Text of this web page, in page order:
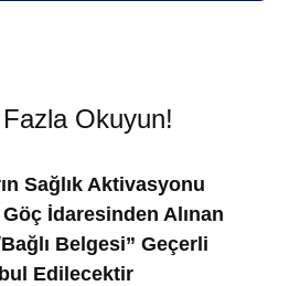
Okuyun!
Sağlık Aktivasyonu
İdaresinden Alınan
Belgesi” Geçerli
Edilecektir